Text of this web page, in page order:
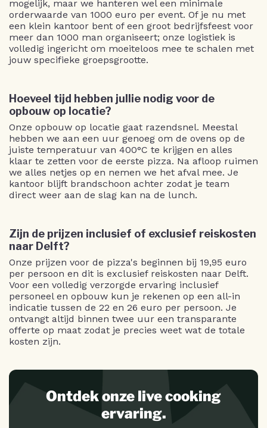
mogelijk, maar we hanteren wel een minimale
orderwaarde van 1000 euro per event. Of je nu met
een klein kantoor bent of een groot bedrijfsfeest voor
meer dan 1000 man organiseert; onze logistiek is
volledig ingericht om moeiteloos mee te schalen met
jouw specifieke groepsgrootte.
Hoeveel tijd hebben jullie nodig voor de
opbouw op locatie?
Onze opbouw op locatie gaat razendsnel. Meestal
hebben we aan een uur genoeg om de ovens op de
juiste temperatuur van 400°C te krijgen en alles
klaar te zetten voor de eerste pizza. Na afloop ruimen
we alles netjes op en nemen we het afval mee. Je
kantoor blijft brandschoon achter zodat je team
direct weer aan de slag kan na de lunch.
Zijn de prijzen inclusief of exclusief reiskosten
naar Delft?
Onze prijzen voor de pizza's beginnen bij 19,95 euro
per persoon en dit is exclusief reiskosten naar Delft.
Voor een volledig verzorgde ervaring inclusief
personeel en opbouw kun je rekenen op een all-in
indicatie tussen de 22 en 26 euro per persoon. Je
ontvangt altijd binnen twee uur een transparante
offerte op maat zodat je precies weet wat de totale
kosten zijn.
Ontdek onze live cooking
ervaring.